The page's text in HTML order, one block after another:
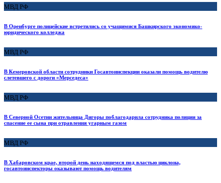
МВД РФ
В Оренбурге полицейские встретились со учащимися Башкирского экономико-
юридического колледжа
МВД РФ
В Кемеровской области сотрудники Госавтоинспекции оказали помощь водителю
слетевшего с дороги «Мерседеса»
МВД РФ
В Северной Осетии жительница Дигоры поблагодарила сотрудника полиции за
спасение ее сына при отравления угарным газом
МВД РФ
В Хабаровском крае, второй день находящемся под властью циклона,
госавтоинспекторы оказывают помощь водителям